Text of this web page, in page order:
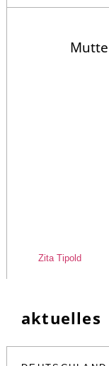
Zita Tipold
aktuelles